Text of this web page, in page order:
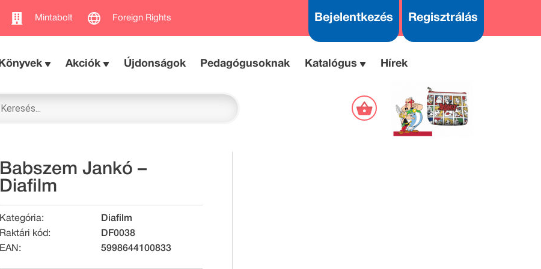
Mintabolt Foreign Rights Bejelentkezés Regisztrálás
Könyvek Akciók Újdonságok Pedagógusoknak Katalógus Hírek
Babszem Jankó –
Diafilm
Kategória:
Diafilm
Raktári kód:
DF0038
EAN:
5998644100833